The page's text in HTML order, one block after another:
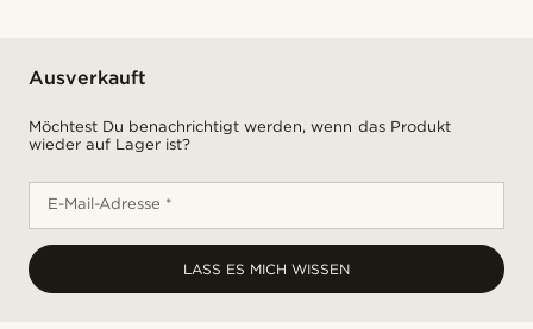
Ausverkauft
Möchtest Du benachrichtigt werden, wenn das Produkt
wieder auf Lager ist?
E-Mail-Adresse *
LASS ES MICH WISSEN